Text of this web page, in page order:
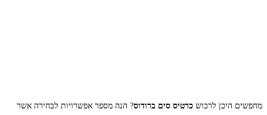
מחפשים היכן לרכוש כרטיס סים ברודוס? הנה מספר אפשרויות לבחירה אשר